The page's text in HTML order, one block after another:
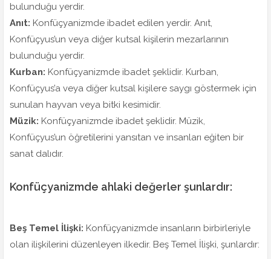
bulunduğu yerdir.
Anıt: Konfüçyanizmde ibadet edilen yerdir. Anıt,
Konfüçyus’un veya diğer kutsal kişilerin mezarlarının
bulunduğu yerdir.
Kurban: Konfüçyanizmde ibadet şeklidir. Kurban,
Konfüçyus’a veya diğer kutsal kişilere saygı göstermek için
sunulan hayvan veya bitki kesimidir.
Müzik: Konfüçyanizmde ibadet şeklidir. Müzik,
Konfüçyus’un öğretilerini yansıtan ve insanları eğiten bir
sanat dalıdır.
Konfüçyanizmde ahlaki değerler şunlardır:
Beş Temel İlişki: Konfüçyanizmde insanların birbirleriyle
olan ilişkilerini düzenleyen ilkedir. Beş Temel İlişki, şunlardır: